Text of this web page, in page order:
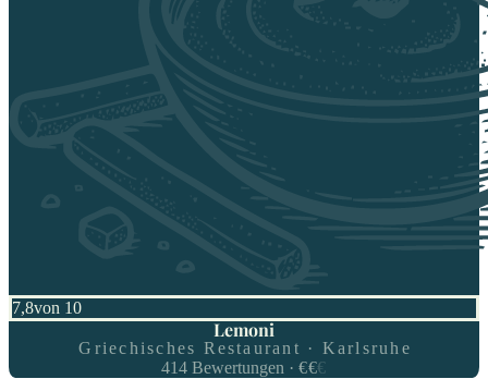
7,8von 10
Lemoni
Griechisches Restaurant · Karlsruhe
414 Bewertungen ·€€€